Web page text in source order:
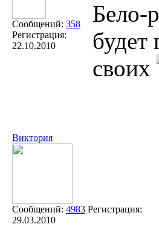
Сообщений: 358
Регистрация:
22.10.2010
Бело-
будет
своих
Виктория
Сообщений: 4983 Регистрация:
29.03.2010